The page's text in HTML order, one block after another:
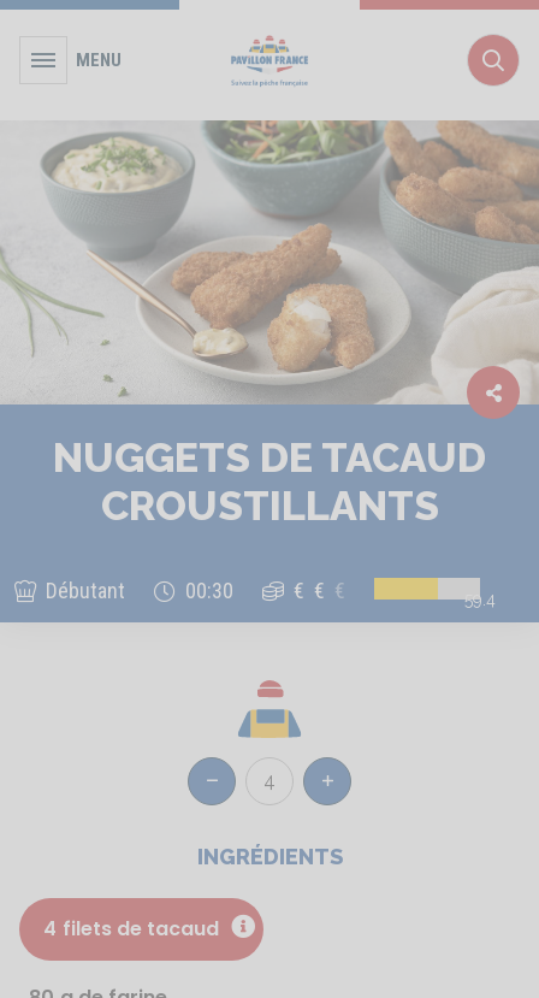
MENU
NUGGETS DE TACAUD
CROUSTILLANTS
Débutant 00:30 € € € 59.4
Réduire 4 Augmenter
INGRÉDIENTS
4 filets de tacaud